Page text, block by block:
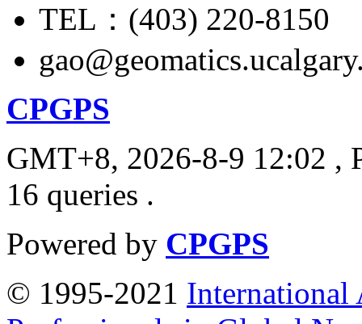
TEL：(403) 220-8150
CPGPS
GMT+8, 2026-8-9 12:02 ,
16 queries .
Powered by CPGPS
© 1995-2021 International